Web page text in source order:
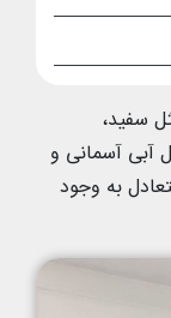
سفید،
آبی آسمانی و
به وجود